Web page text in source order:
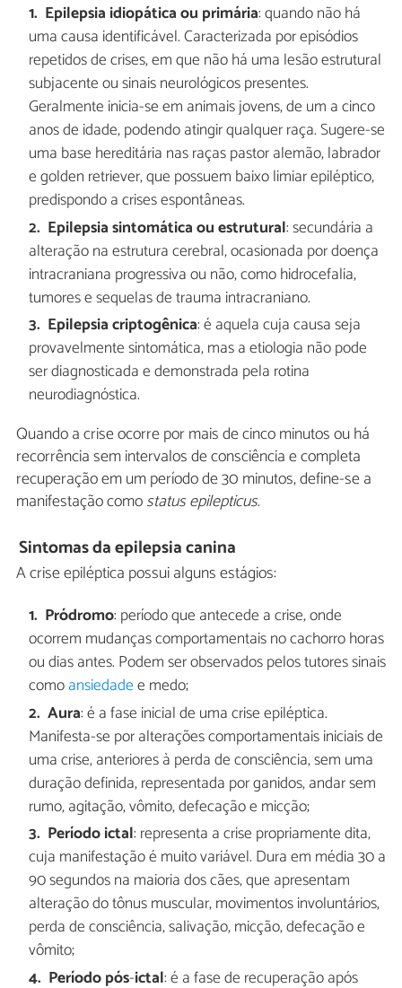
Epilepsia idiopática ou primária: quando não há
uma causa identificável. Caracterizada por episódios
repetidos de crises, em que não há uma lesão estrutural
subjacente ou sinais neurológicos presentes.
Geralmente inicia-se em animais jovens, de um a cinco
anos de idade, podendo atingir qualquer raça. Sugere-se
uma base hereditária nas raças pastor alemão, labrador
e golden retriever, que possuem baixo limiar epiléptico,
predispondo a crises espontâneas.
Epilepsia sintomática ou estrutural: secundária a
alteração na estrutura cerebral, ocasionada por doença
intracraniana progressiva ou não, como hidrocefalia,
tumores e sequelas de trauma intracraniano.
Epilepsia criptogênica: é aquela cuja causa seja
provavelmente sintomática, mas a etiologia não pode
ser diagnosticada e demonstrada pela rotina
neurodiagnóstica.
Quando a crise ocorre por mais de cinco minutos ou há
recorrência sem intervalos de consciência e completa
recuperação em um período de 30 minutos, define-se a
manifestação comostatus epilepticus.
Sintomas da epilepsia canina
A crise epiléptica possui alguns estágios:
Pródromo: período que antecede a crise, onde
ocorrem mudanças comportamentais no cachorro horas
ou dias antes. Podem ser observados pelos tutores sinais
comoansiedadee medo;
Aura: é a fase inicial de uma crise epiléptica.
Manifesta-se por alterações comportamentais iniciais de
uma crise, anteriores à perda de consciência, sem uma
duração definida, representada por ganidos, andar sem
rumo, agitação, vômito, defecação e micção;
Período ictal: representa a crise propriamente dita,
cuja manifestação é muito variável. Dura em média 30 a
90 segundos na maioria dos cães, que apresentam
alteração do tônus muscular, movimentos involuntários,
perda de consciência, salivação, micção, defecação e
vômito;
Período pós-ictal: é a fase de recuperação após